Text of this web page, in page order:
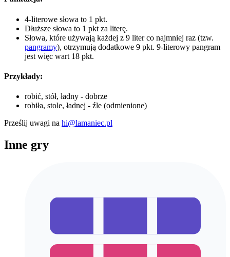
4-literowe słowa to 1 pkt.
Dłuższe słowa to 1 pkt za literę.
Słowa, które używają każdej z 9 liter co najmniej raz (tzw.
pangramy), otrzymują dodatkowe 9 pkt. 9-literowy pangram
jest więc wart 18 pkt.
Przykłady:
robić, stół, ładny - dobrze
robiła, stole, ładnej - źle (odmienione)
Prześlij uwagi na hi@lamaniec.pl
Inne gry